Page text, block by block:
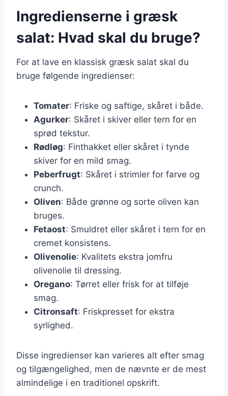
Ingredienserne i græsk
salat: Hvad skal du bruge?
For at lave en klassisk græsk salat skal du
bruge følgende ingredienser:
Tomater: Friske og saftige, skåret i både.
Agurker: Skåret i skiver eller tern for en
sprød tekstur.
Rødløg: Finthakket eller skåret i tynde
skiver for en mild smag.
Peberfrugt: Skåret i strimler for farve og
crunch.
Oliven: Både grønne og sorte oliven kan
bruges.
Fetaost: Smuldret eller skåret i tern for en
cremet konsistens.
Olivenolie: Kvalitets ekstra jomfru
olivenolie til dressing.
Oregano: Tørret eller frisk for at tilføje
smag.
Citronsaft: Friskpresset for ekstra
syrlighed.
Disse ingredienser kan varieres alt efter smag
og tilgængelighed, men de nævnte er de mest
almindelige i en traditionel opskrift.